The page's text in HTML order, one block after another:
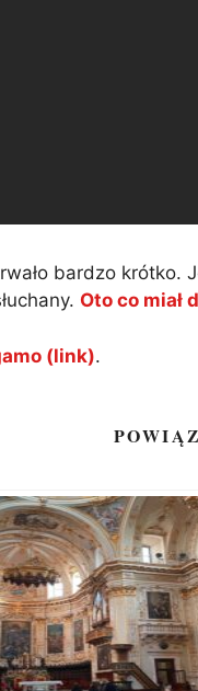
bardzo krótko.
Oto co miał
(link).